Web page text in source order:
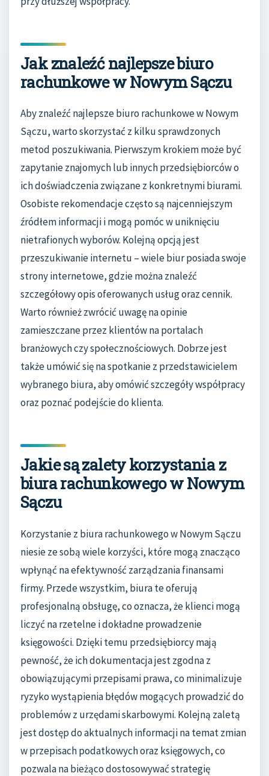
Jak znaleźć najlepsze biuro
rachunkowe w Nowym Sączu
Aby znaleźć najlepsze biuro rachunkowe w Nowym
Sączu, warto skorzystać z kilku sprawdzonych
metod poszukiwania. Pierwszym krokiem może być
zapytanie znajomych lub innych przedsiębiorców o
ich doświadczenia związane z konkretnymi biurami.
Osobiste rekomendacje często są najcenniejszym
źródłem informacji i mogą pomóc w uniknięciu
nietrafionych wyborów. Kolejną opcją jest
przeszukiwanie internetu – wiele biur posiada swoje
strony internetowe, gdzie można znaleźć
szczegółowy opis oferowanych usług oraz cennik.
Warto również zwrócić uwagę na opinie
zamieszczane przez klientów na portalach
branżowych czy społecznościowych. Dobrze jest
także umówić się na spotkanie z przedstawicielem
wybranego biura, aby omówić szczegóły współpracy
oraz poznać podejście do klienta.
Jakie są zalety korzystania z
biura rachunkowego w Nowym
Sączu
Korzystanie z biura rachunkowego w Nowym Sączu
niesie ze sobą wiele korzyści, które mogą znacząco
wpłynąć na efektywność zarządzania finansami
firmy. Przede wszystkim, biura te oferują
profesjonalną obsługę, co oznacza, że klienci mogą
liczyć na rzetelne i dokładne prowadzenie
księgowości. Dzięki temu przedsiębiorcy mają
pewność, że ich dokumentacja jest zgodna z
obowiązującymi przepisami prawa, co minimalizuje
ryzyko wystąpienia błędów mogących prowadzić do
problemów z urzędami skarbowymi. Kolejną zaletą
jest dostęp do aktualnych informacji na temat zmian
w przepisach podatkowych oraz księgowych, co
pozwala na bieżąco dostosowywać strategię